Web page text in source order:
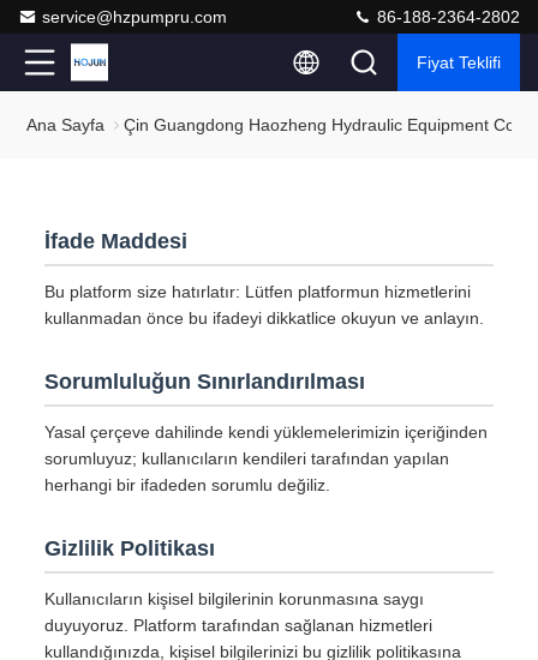
service@hzpumpru.com 86-188-2364-2802
Fiyat Teklifi
Ana Sayfa Çin Guangdong Haozheng Hydraulic Equipment Co.,
İfade Maddesi
Bu platform size hatırlatır: Lütfen platformun hizmetlerini
kullanmadan önce bu ifadeyi dikkatlice okuyun ve anlayın.
Sorumluluğun Sınırlandırılması
Yasal çerçeve dahilinde kendi yüklemelerimizin içeriğinden
sorumluyuz; kullanıcıların kendileri tarafından yapılan
herhangi bir ifadeden sorumlu değiliz.
Gizlilik Politikası
Kullanıcıların kişisel bilgilerinin korunmasına saygı
duyuyoruz. Platform tarafından sağlanan hizmetleri
kullandığınızda, kişisel bilgilerinizi bu gizlilik politikasına